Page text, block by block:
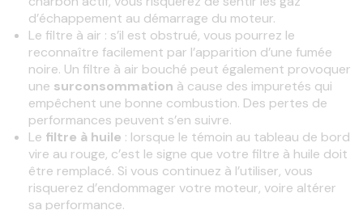
d’échappement au démarrage du moteur.
Le filtre à air : s’il est obstrué, vous pourrez le
reconnaître facilement par l’apparition d’une fumée
noire. Un filtre à air bouché peut également provoquer
une surconsommation à cause des impuretés qui
empêchent une bonne combustion. Des pertes de
performances peuvent s’en suivre.
Le filtre à huile : lorsque le témoin au tableau de bord
vire au rouge, c’est le signe que votre filtre à huile doit
être remplacé. Si vous continuez à l’utiliser, vous
risquerez d’endommager votre moteur, voire altérer
sa performance.